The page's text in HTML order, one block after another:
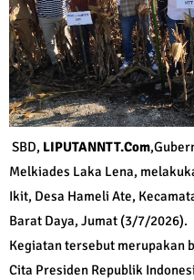
SBD, LIPUTANNTT.Com
Melkiades Laka Lena,
Ikit, Desa Hameli Ate,
Barat Daya, Jumat (3/7/2026).
Kegiatan tersebut merupakan
Cita Presiden Republik